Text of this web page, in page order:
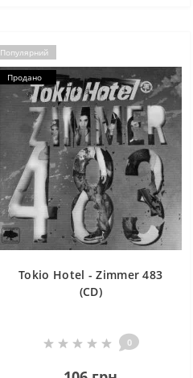
Популярний
Продано
Tokio Hotel - Zimmer 483
(CD)
0